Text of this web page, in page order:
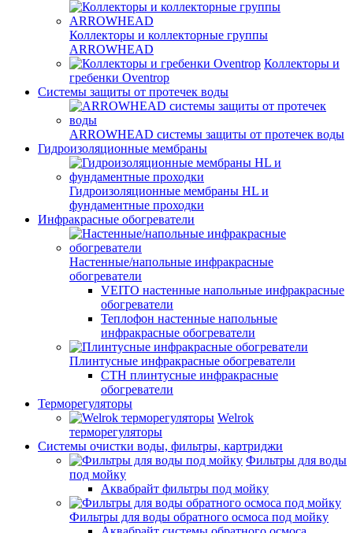
Коллекторы и коллекторные группы
ARROWHEAD
Коллекторы и
гребенки Oventrop
Системы защиты от протечек воды
ARROWHEAD системы защиты от протечек воды
Гидроизоляционные мембраны
Гидроизоляционные мембраны HL и
фундаментные проходки
Инфракрасные обогреватели
Настенные/напольные инфракрасные
обогреватели
VEITO настенные напольные инфракрасные
обогреватели
Теплофон настенные напольные
инфракрасные обогреватели
Плинтусные инфракрасные обогреватели
СТН плинтусные инфракрасные
обогреватели
Терморегуляторы
Welrok
терморегуляторы
Системы очистки воды, фильтры, картриджи
Фильтры для воды
под мойку
Аквабрайт фильтры под мойку
Фильтры для воды обратного осмоса под мойку